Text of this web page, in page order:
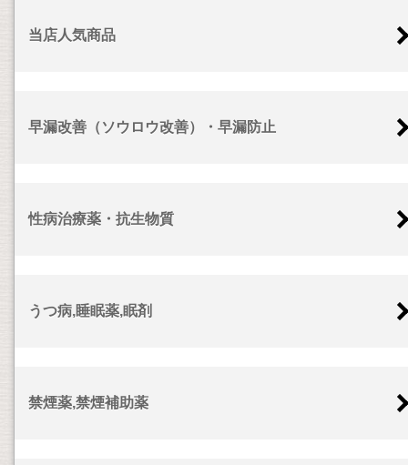
当店人気商品
早漏改善（ソウロウ改善）・早漏防止
性病治療薬・抗生物質
うつ病,睡眠薬,眠剤
禁煙薬,禁煙補助薬